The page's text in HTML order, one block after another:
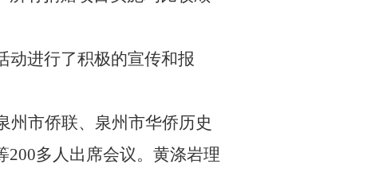
动进行了积极的宣传和报
州市侨联、泉州市华侨历史
200多人出席会议。 黄涤岩理